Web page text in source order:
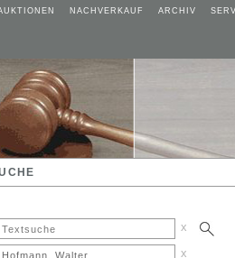
NACHVERKAUF ARCHIV
x
x